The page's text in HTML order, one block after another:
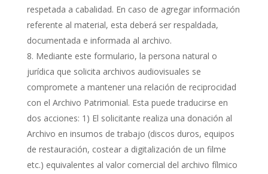
respetada a cabalidad. En caso de agregar información
referente al material, esta deberá ser respaldada,
documentada e informada al archivo.
Mediante este formulario, la persona natural o
jurídica que solicita archivos audiovisuales se
compromete a mantener una relación de reciprocidad
con el Archivo Patrimonial. Esta puede traducirse en
dos acciones: 1) El solicitante realiza una donación al
Archivo en insumos de trabajo (discos duros, equipos
de restauración, costear a digitalización de un filme
etc.) equivalentes al valor comercial del archivo fílmico